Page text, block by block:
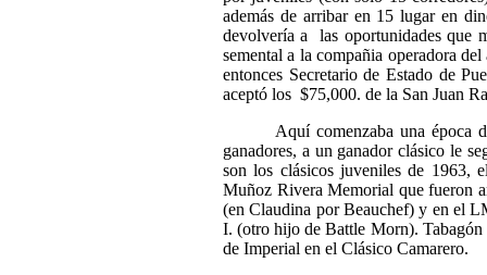
además de arribar en 15 lugar en
devolvería a
las oportunidades que
semental a la compañia operadora
entonces Secretario de Estado de
aceptó los $75,000. de la San Juan
Aquí comenzaba una época
ganadores, a un ganador clásico le
son los clásicos juveniles de 1963,
Muñoz Rivera Memorial que fueron
(en Claudina por Beauchef) y en el
I. (otro hijo de Battle Morn). Tabagón
de Imperial en el Clásico Camarero.